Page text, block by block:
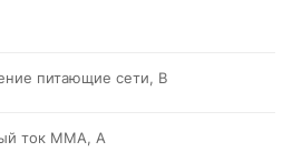
питающие сети, В
ток MMA, А